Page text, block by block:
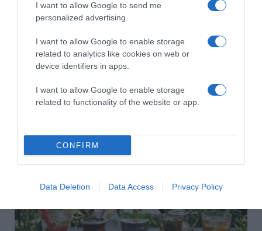
I want to allow Google to send me
personalized advertising.
I want to allow Google to enable storage
related to analytics like cookies on web or
device identifiers in apps.
I want to allow Google to enable storage
related to functionality of the website or app.
CONFIRM
Data Deletion Data Access Privacy Policy
2026-08-06.